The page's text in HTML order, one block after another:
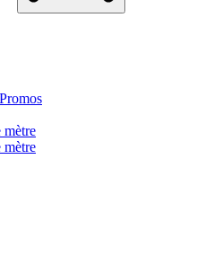
mètre
mètre